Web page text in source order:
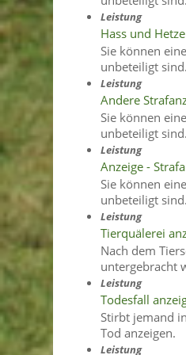
Leistung
Hass und
Sie können
unbeteiligt sind.
Leistung
Andere
Sie können
unbeteiligt sind.
Leistung
Anzeige -
Sie können
unbeteiligt sind.
Leistung
Tierquälerei
Nach dem
untergebracht
Leistung
Todesfall
Stirbt jemand
Tod anzeigen.
Leistung